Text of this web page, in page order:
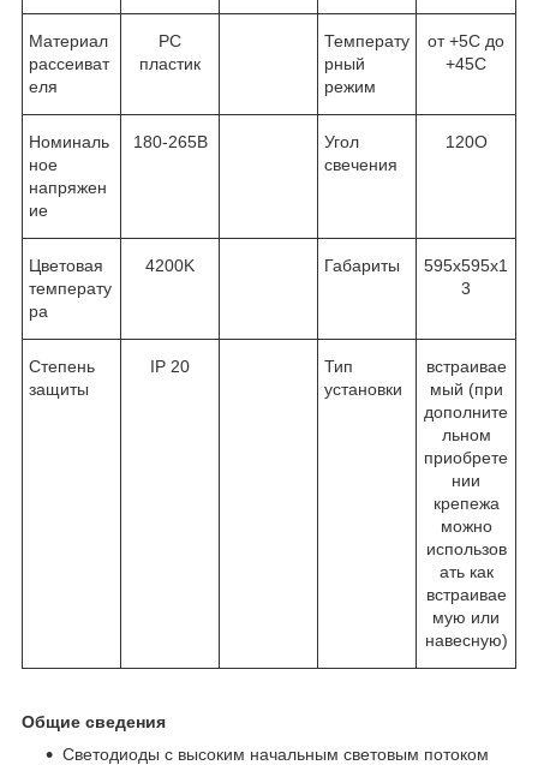
Материал
рассеиват
еля
PC
пластик
Температу
рный
режим
от +5С до
+45С
Номиналь
ное
напряжен
ие
180-265В
Угол
свечения
120О
Цветовая
температу
ра
4200K Габариты
595х595х1
3
Степень
защиты
IP 20
Тип
установки
встраивае
мый (при
дополните
льном
приобрете
нии
крепежа
можно
использов
ать как
встраивае
мую или
навесную)
Общие сведения
Светодиоды с высоким начальным световым потоком